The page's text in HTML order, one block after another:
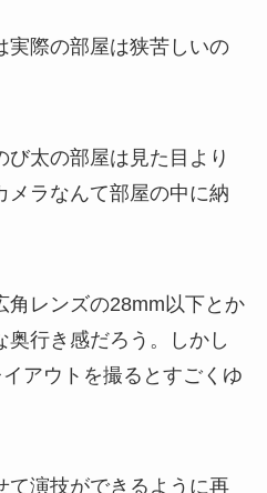
実際の部屋は狭苦しいの
太の部屋は見た目より
メラなんて部屋の中に納
角レンズの28mm以下とか
行き感だろう。しかし
アウトを撮るとすごくゆ
て演技ができるように再